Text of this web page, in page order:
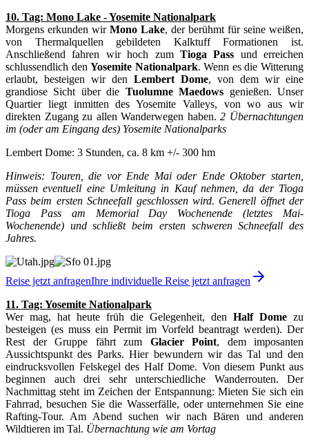
10. Tag: Mono Lake - Yosemite Nationalpark
Morgens erkunden wir Mono Lake, der berühmt für seine weißen,
von Thermalquellen gebildeten Kalktuff Formationen ist.
Anschließend fahren wir hoch zum Tioga Pass und erreichen
schlussendlich denYosemite Nationalpark. Wenn es die Witterung
erlaubt, besteigen wir den Lembert Dome, von dem wir eine
grandiose Sicht über die Tuolumne Maedows genießen. Unser
Quartier liegt inmitten des Yosemite Valleys, von wo aus wir
direkten Zugang zu allen Wanderwegen haben.2 Übernachtungen
im (oder am Eingang des) Yosemite Nationalparks
Lembert Dome: 3 Stunden, ca. 8 km +/- 300 hm
Hinweis: Touren, die vor Ende Mai oder Ende Oktober starten,
müssen eventuell eine Umleitung in Kauf nehmen, da der Tioga
Pass beim ersten Schneefall geschlossen wird. Generell öffnet der
Tioga Pass am Memorial Day Wochenende (letztes Mai-
Wochenende) und schließt beim ersten schweren Schneefall des
Jahres.
Reise jetzt anfragenIhre individuelle Reise jetzt anfragen
11. Tag: Yosemite Nationalpark
Wer mag, hat heute früh die Gelegenheit, den Half Dome zu
besteigen (es muss ein Permit im Vorfeld beantragt werden). Der
Rest der Gruppe fährt zum Glacier Point, dem imposanten
Aussichtspunkt des Parks. Hier bewundern wir das Tal und den
eindrucksvollen Felskegel des Half Dome. Von diesem Punkt aus
beginnen auch drei sehr unterschiedliche Wanderrouten. Der
Nachmittag steht im Zeichen der Entspannung: Mieten Sie sich ein
Fahrrad, besuchen Sie die Wasserfälle, oder unternehmen Sie eine
Rafting-Tour. Am Abend suchen wir nach Bären und anderen
Wildtieren im Tal. Übernachtung wie am Vortag